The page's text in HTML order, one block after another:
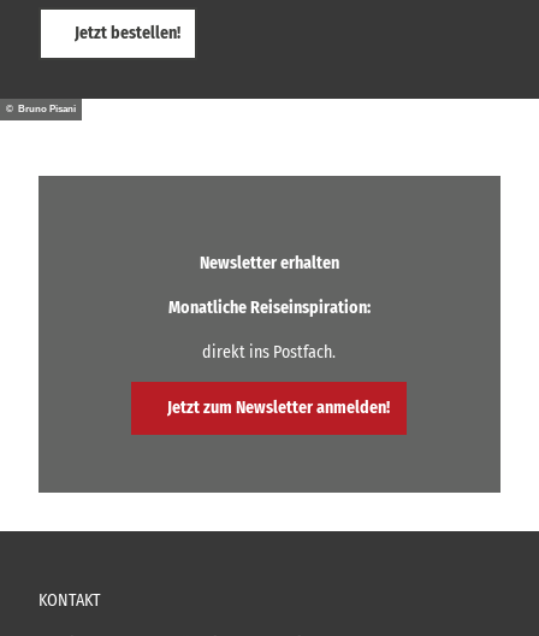
Jetzt bestellen!
© Bruno Pisani
Newsletter erhalten
Monatliche Reiseinspiration:
direkt ins Postfach.
Jetzt zum Newsletter anmelden!
KONTAKT